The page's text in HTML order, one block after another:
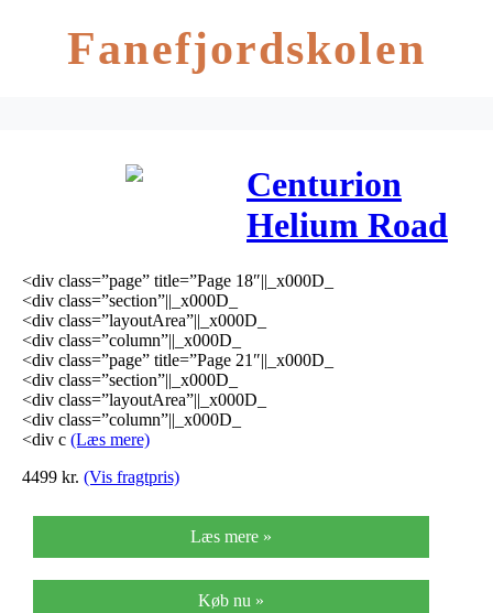
Fanefjordskolen
Centurion
Helium Road
Herre 1g 2018
+ udstyr
<div class=”page” title=”Page 18″||_x000D_
<div class=”section”||_x000D_
<div class=”layoutArea”||_x000D_
<div class=”column”||_x000D_
<div class=”page” title=”Page 21″||_x000D_
<div class=”section”||_x000D_
<div class=”layoutArea”||_x000D_
<div class=”column”||_x000D_
<div c (Læs mere)
4499 kr. (Vis fragtpris)
Læs mere »
Køb nu »